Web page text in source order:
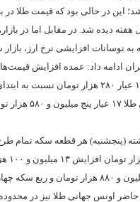
این در حالی بود که قیمت طلا
دیده شد. در مقابل اما در
به نوسانات افزایشی نرخ ارز،
ادامه داد: عمده افزایش
معامله شد.